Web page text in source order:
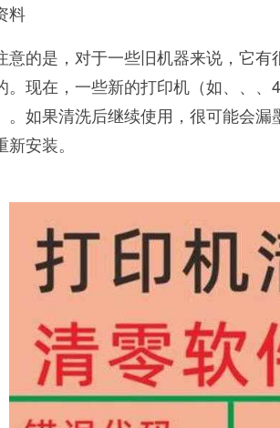
料
意的是，对于一些旧机器来说，它
。现在，一些新的打印机（如、、
。如果清洗后继续使用，很可能会
安装。